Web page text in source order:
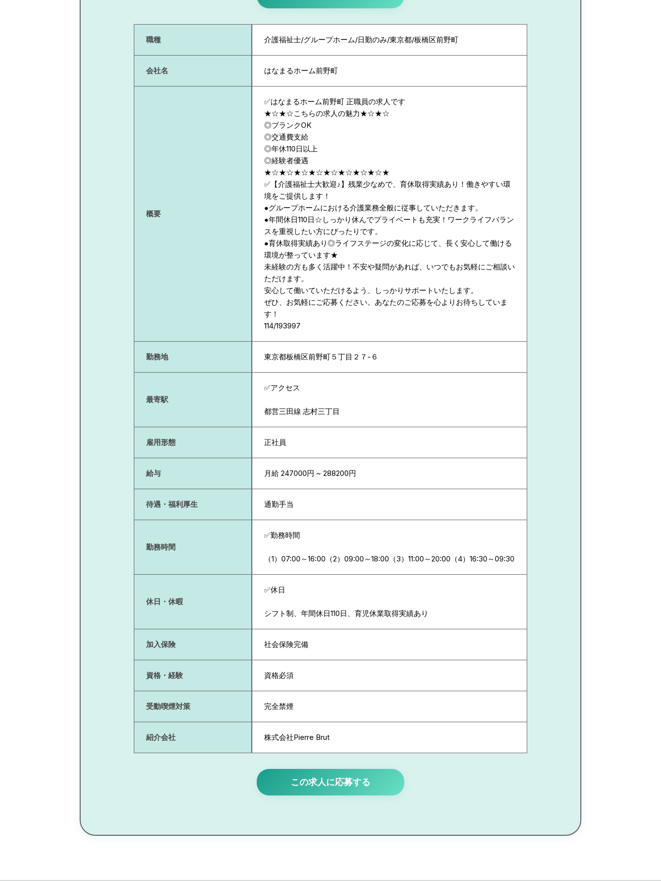
職種 介護福祉士/グループホーム/日勤のみ/東京都/板橋区前野町
会社名 はなまるホーム前野町
概要
✅はなまるホーム前野町 正職員の求人です
★☆★☆こちらの求人の魅力★☆★☆
◎ブランクOK
◎交通費支給
◎年休110日以上
◎経験者優遇
★☆★☆★☆★☆★☆★☆★☆★☆★
✅【介護福祉士大歓迎♪】残業少なめで、育休取得実績あり！働きやすい環
境をご提供します！
●グループホームにおける介護業務全般に従事していただきます。
●年間休日110日☆しっかり休んでプライベートも充実！ワークライフバラン
スを重視したい方にぴったりです。
●育休取得実績あり◎ライフステージの変化に応じて、長く安心して働ける
環境が整っています★
未経験の方も多く活躍中！不安や疑問があれば、いつでもお気軽にご相談い
ただけます。
安心して働いていただけるよう、しっかりサポートいたします。
ぜひ、お気軽にご応募ください。あなたのご応募を心よりお待ちしていま
す！
114/193997
勤務地 東京都板橋区前野町５丁目２７-６
最寄駅
✅アクセス
都営三田線 志村三丁目
雇用形態 正社員
給与 月給 247000円 ~ 288200円
待遇・福利厚生 通勤手当
勤務時間
✅勤務時間
（1）07:00～16:00（2）09:00～18:00（3）11:00～20:00（4）16:30～09:30
休日・休暇
✅休日
シフト制、年間休日110日、育児休業取得実績あり
加入保険 社会保険完備
資格・経験 資格必須
受動喫煙対策 完全禁煙
紹介会社 株式会社Pierre Brut
この求人に応募する